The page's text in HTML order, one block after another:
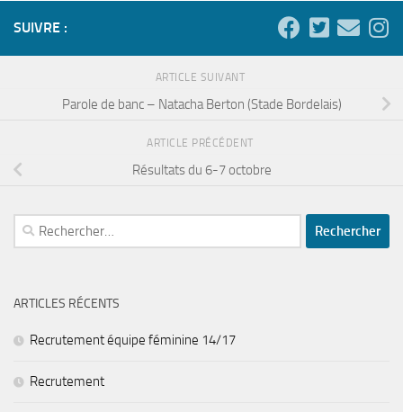
SUIVRE :
ARTICLE SUIVANT
Parole de banc – Natacha Berton (Stade Bordelais)
ARTICLE PRÉCÉDENT
Résultats du 6-7 octobre
Rechercher :
ARTICLES RÉCENTS
Recrutement équipe féminine 14/17
Recrutement